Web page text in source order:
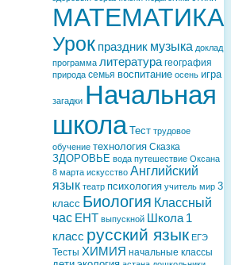
МАТЕМАТИКА
Урок праздник музыка доклад
программа литература география
природа семья воспитание осень игра
загадки Начальная
школа Тест трудовое
обучение технология Сказка
ЗДОРОВЬЕ вода путешествие Оксана
8 марта искусство Английский
язык театр психология учитель мир 3
класс Биология Классный
час ЕНТ выпускной Школа 1
класс русский язык ЕГЭ
Тесты ХИМИЯ начальные классы